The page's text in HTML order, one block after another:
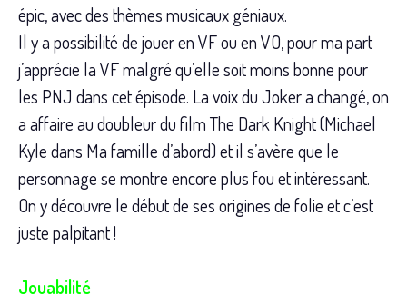
épic, avec des thèmes musicaux géniaux.
Il y a possibilité de jouer en VF ou en VO, pour ma part
j’apprécie la VF malgré qu’elle soit moins bonne pour
les PNJ dans cet épisode. La voix du Joker a changé, on
a affaire au doubleur du film The Dark Knight (Michael
Kyle dans Ma famille d’abord) et il s’avère que le
personnage se montre encore plus fou et intéressant.
On y découvre le début de ses origines de folie et c’est
juste palpitant !
Jouabilité